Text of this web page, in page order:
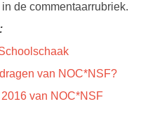
de commentaarrubriek.
van NOC*NSF?
van NOC*NSF